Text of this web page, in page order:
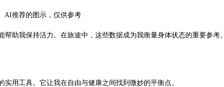
AI推荐的图示，仅供参考
助我保持活力。在旅途中，这些数据成为我衡量身体状态的重要参考。
用工具。它让我在自由与健康之间找到微妙的平衡点。